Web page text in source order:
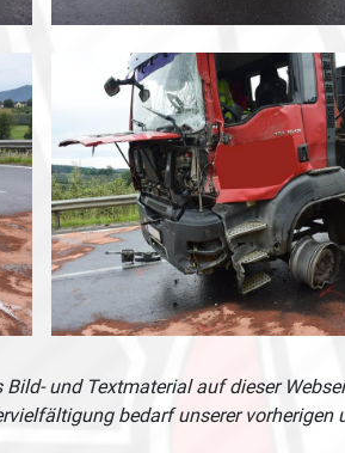
Bild- und Textmaterial auf dieser
bedarf unserer vorherigen